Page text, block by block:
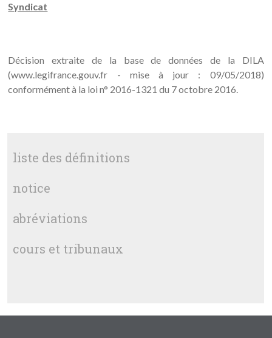
Syndicat
Décision extraite de la base de données de la DILA
(www.legifrance.gouv.fr - mise à jour : 09/05/2018)
conformément à la loi n° 2016-1321 du 7 octobre 2016.
liste des définitions
notice
abréviations
cours et tribunaux